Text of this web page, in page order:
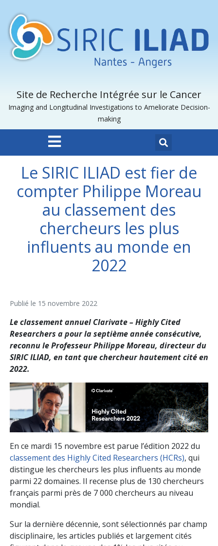
Site de Recherche Intégrée sur le Cancer
Imaging and Longitudinal Investigations to Ameliorate Decision-
making
Le SIRIC ILIAD est fier de
compter Philippe Moreau
au classement des
chercheurs les plus
influents au monde en
2022
Publié le 15 novembre 2022
Le classement annuel Clarivate – Highly Cited
Researchers a pour la septième année consécutive,
reconnu le Professeur Philippe Moreau, directeur du
SIRIC ILIAD, en tant que chercheur hautement cité en
2022.
En ce mardi 15 novembre est parue l’édition 2022 du
classement des Highly Cited Researchers (HCRs), qui
distingue les chercheurs les plus influents au monde
parmi 22 domaines. Il recense plus de 130 chercheurs
français parmi près de 7 000 chercheurs au niveau
mondial.
Sur la dernière décennie, sont sélectionnés par champ
disciplinaire, les articles publiés et largement cités